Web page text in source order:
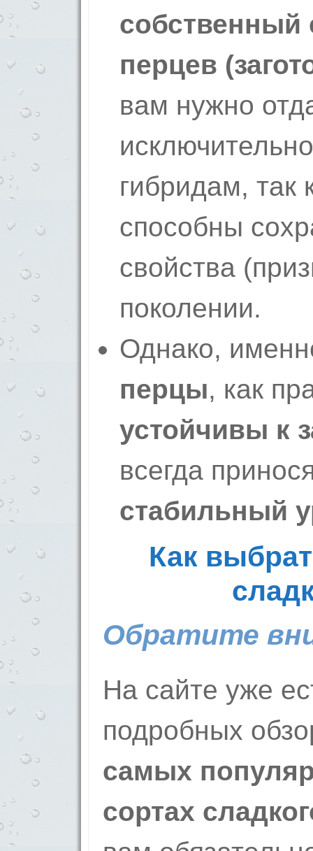
собственный
перцев
вам нужно
гибридам, так
способны
свойства
поколении.
Однако,
перцы, как
устойчивы к
всегда
стабильный
Как
Обратите
На сайте уже
подробных
самых
сортах